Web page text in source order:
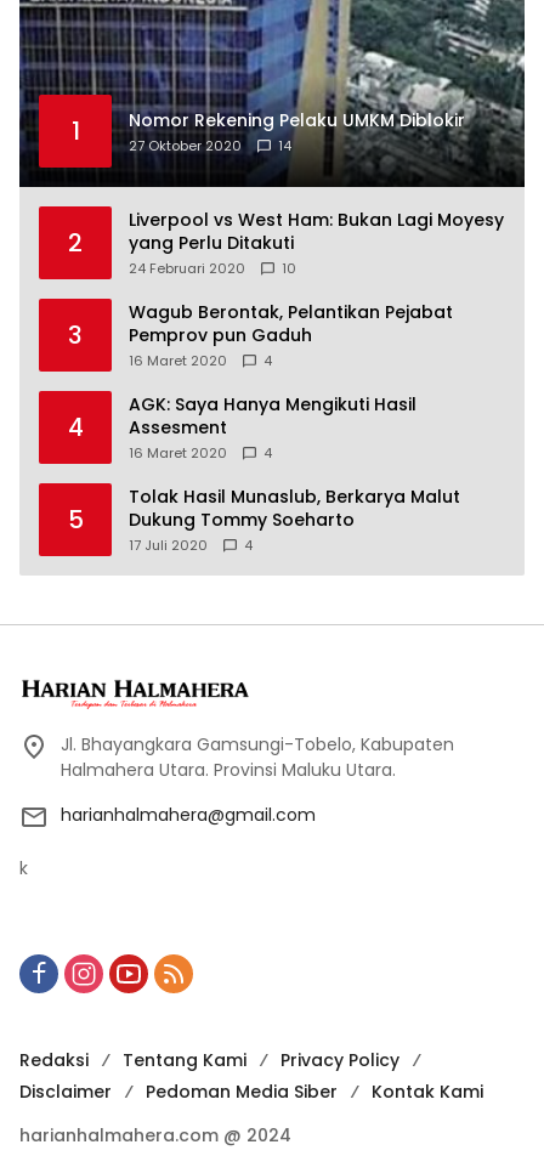
1 Nomor Rekening Pelaku UMKM Diblokir
27 Oktober 2020 14
2
Liverpool vs West Ham: Bukan Lagi Moyesy
yang Perlu Ditakuti
24 Februari 2020 10
3
Wagub Berontak, Pelantikan Pejabat
Pemprov pun Gaduh
16 Maret 2020 4
4
AGK: Saya Hanya Mengikuti Hasil
Assesment
16 Maret 2020 4
5
Tolak Hasil Munaslub, Berkarya Malut
Dukung Tommy Soeharto
17 Juli 2020 4
Jl. Bhayangkara Gamsungi-Tobelo, Kabupaten
Halmahera Utara. Provinsi Maluku Utara.
harianhalmahera@gmail.com
k
Redaksi Tentang Kami
Privacy Policy
Disclaimer
Pedoman Media Siber
Kontak Kami
harianhalmahera.com @ 2024